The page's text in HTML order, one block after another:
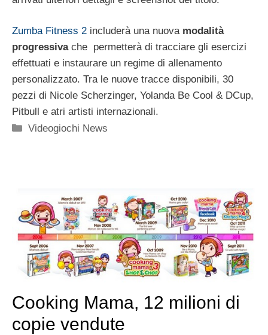
Zumba Fitness 2 includerà una nuova modalità
progressivache permetterà di tracciare gli esercizi
effettuati e instaurare un regime di allenamento
personalizzato. Tra le nuove tracce disponibili, 30
pezzi di Nicole Scherzinger, Yolanda Be Cool & DCup,
Pitbull e atri artisti internazionali.
Categorie
Videogiochi News
Cooking Mama, 12 milioni di
copie vendute